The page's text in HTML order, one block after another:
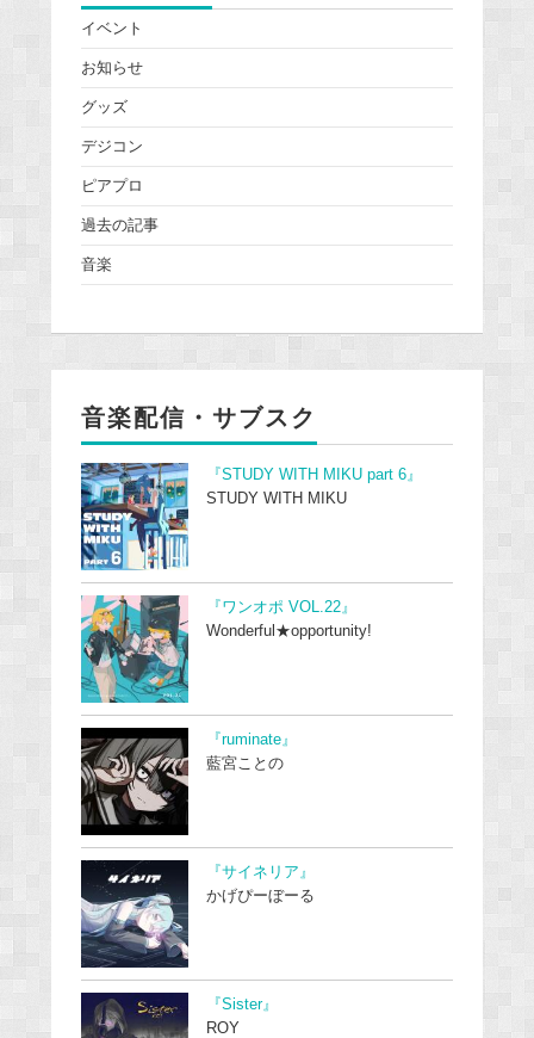
イベント
お知らせ
グッズ
デジコン
ピアプロ
過去の記事
音楽
音楽配信・サブスク
『STUDY WITH MIKU part 6』
STUDY WITH MIKU
『ワンオポ VOL.22』
Wonderful★opportunity!
『ruminate』
藍宮ことの
『サイネリア』
かげぴーぼーる
『Sister』
ROY